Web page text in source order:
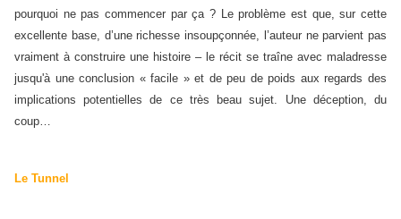
pourquoi ne pas commencer par ça ? Le problème est que, sur cette
excellente base, d’une richesse insoupçonnée, l’auteur ne parvient pas
vraiment à construire une histoire – le récit se traîne avec maladresse
jusqu'à une conclusion « facile » et de peu de poids aux regards des
implications potentielles de ce très beau sujet. Une déception, du
coup…
Le Tunnel